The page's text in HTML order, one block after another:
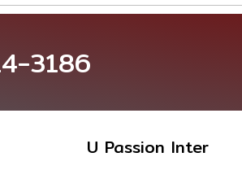
3186
U Passion Inter